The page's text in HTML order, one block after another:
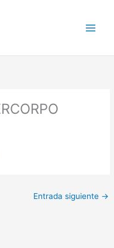
Entrada siguiente →